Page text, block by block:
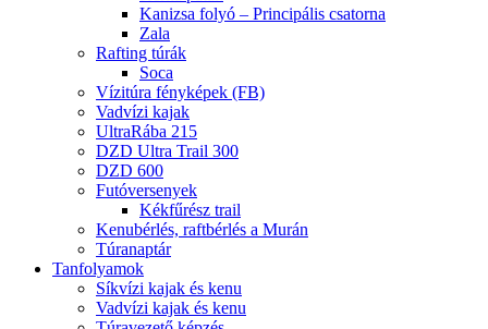
Kanizsa folyó – Principális csatorna
Zala
Rafting túrák
Soca
Vízitúra fényképek (FB)
Vadvízi kajak
UltraRába 215
DZD Ultra Trail 300
DZD 600
Futóversenyek
Kékfűrész trail
Kenubérlés, raftbérlés a Murán
Túranaptár
Tanfolyamok
Síkvízi kajak és kenu
Vadvízi kajak és kenu